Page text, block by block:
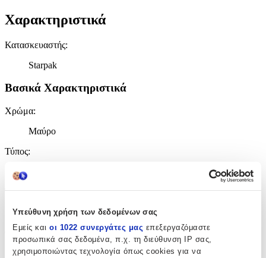
Υπεύθυνη χρήση των δεδομένων σας
Εμείς και οι 1022 συνεργάτες μας επεξεργαζόμαστε
προσωπικά σας δεδομένα, π.χ. τη διεύθυνση IP σας,
χρησιμοποιώντας τεχνολογία όπως cookies για να
Χαρακτηριστικά
Κατασκευαστής:
Starpak
Βασικά Χαρακτηριστικά
Χρώμα:
Μαύρο
Τύπος:
Τάξη:
Γυμνασίου - Λυκείου
Θήκη για Παγούρι:
Όχι